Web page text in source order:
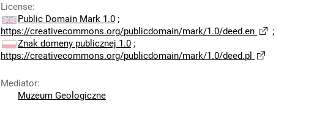
License:
Public Domain Mark 1.0 ;
https://creativecommons.org/publicdomain/mark/1.0/deed.en
;
Znak domeny publicznej 1.0 ;
https://creativecommons.org/publicdomain/mark/1.0/deed.pl
Mediator:
Muzeum Geologiczne